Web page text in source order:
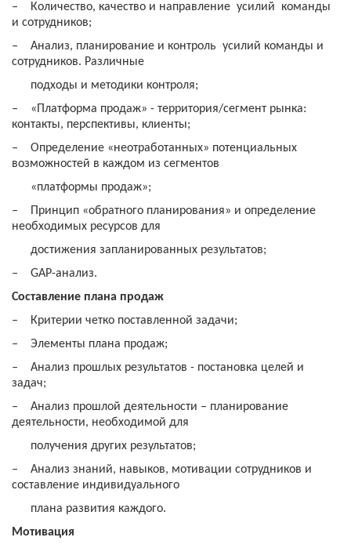
‒
Количество, качество и направление усилий команды
и сотрудников;
‒
Анализ, планирование и контроль усилий команды и
сотрудников. Различные
подходы и методики контроля;
‒
«Платформа продаж» - территория/сегмент рынка:
контакты, перспективы, клиенты;
‒
Определение «неотработанных» потенциальных
возможностей в каждом из сегментов
«платформы продаж»;
‒
Принцип «обратного планирования» и определение
необходимых ресурсов для
достижения запланированных результатов;
‒
GAP-анализ.
Составление плана продаж
‒
Критерии четко поставленной задачи;
‒
Элементы плана продаж;
‒
Анализ прошлых результатов - постановка целей и
задач;
‒
Анализ прошлой деятельности – планирование
деятельности, необходимой для
получения других результатов;
‒
Анализ знаний, навыков, мотивации сотрудников и
составление индивидуального
плана развития каждого.
Мотивация